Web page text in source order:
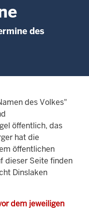
des
des Volkes"
öffentlich, das
hat die
öffentlichen
dieser Seite finden
Dinslaken
dem jeweiligen